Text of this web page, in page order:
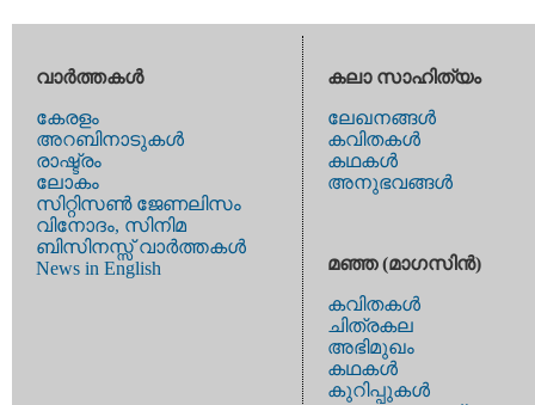
വാര്‍ത്തകള്‍
കേരളം
അറബിനാടുകള്‍
രാഷ്ട്രം
ലോകം
സിറ്റിസണ്‍ ജേണലിസം
വിനോദം, സിനിമ
ബിസിനസ്സ് വാര്‍ത്തകള്‍
News in English
കലാ സാഹിത്യം
ലേഖനങ്ങള്‍
കവിതകള്‍
കഥകള്‍
അനുഭവങ്ങള്‍
മഞ്ഞ (മാഗസിന്‍)
കവിതകള്‍
ചിത്രകല
അഭിമുഖം
കഥകള്‍
കുറിപ്പുകള്‍